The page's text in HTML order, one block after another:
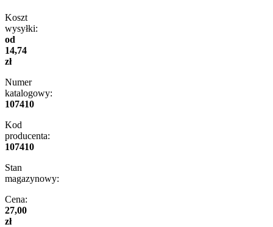
Koszt
wysyłki:
od
14,74
zł
Numer
katalogowy:
107410
Kod
producenta:
107410
Stan
magazynowy:
Cena:
27,00
zł